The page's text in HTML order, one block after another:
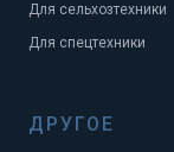
Для сельхозтехники
Для спецтехники
ДРУГОЕ